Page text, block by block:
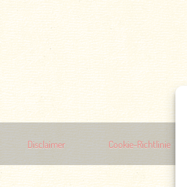
Disclaimer Cookie-Richtlinie